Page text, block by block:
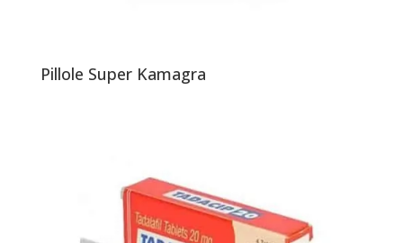
Pillole Super Kamagra